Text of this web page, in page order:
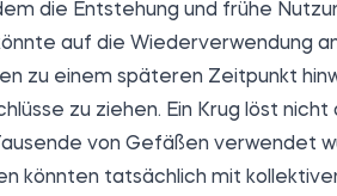
die Entstehung und frühe
auf die Wiederverwendung
zu einem späteren Zeitpunkt
zu ziehen. Ein Krug löst
von Gefäßen verwendet
könnten tatsächlich mit